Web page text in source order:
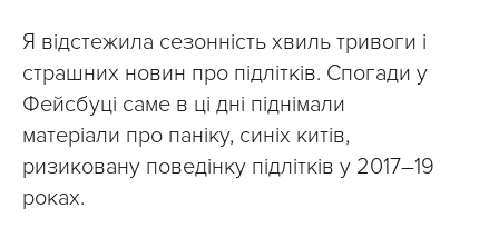
Я відстежила сезонність хвиль тривоги і
страшних новин про підлітків. Спогади у
Фейсбуці саме в ці дні піднімали
матеріали про паніку, синіх китів,
ризиковану поведінку підлітків у 2017–19
роках.